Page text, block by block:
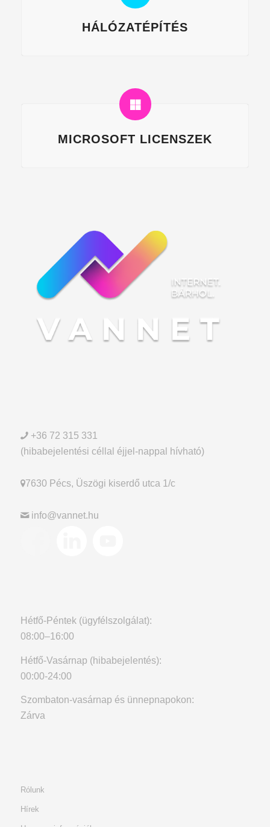
HÁLÓZATÉPÍTÉS
MICROSOFT LICENSZEK
+36 72 315 331
(hibabejelentési céllal éjjel-nappal hívható)
7630 Pécs, Üszögi kiserdő utca 1/c
info@vannet.hu
Hétfő-Péntek (ügyfélszolgálat):
08:00–16:00
Hétfő-Vasárnap (hibabejelentés):
00:00-24:00
Szombaton-vasárnap és ünnepnapokon:
Zárva
Rólunk
Hírek